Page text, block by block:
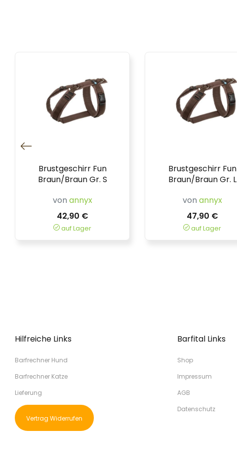
Brustgeschirr Fun
Braun/Braun Gr. S
von annyx
42,90 €
auf Lager
Brustgeschirr Fun
Braun/Braun Gr. L
von annyx
47,90 €
auf Lager
Hilfreiche Links
Barfrechner Hund
Barfrechner Katze
Lieferung
Vertrag Widerrufen
Barfital Links
Shop
Impressum
AGB
Datenschutz